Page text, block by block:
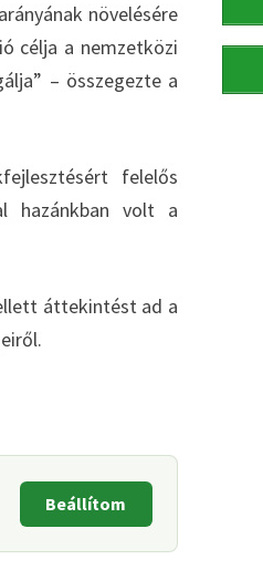
növelésére
célja a nemzetközi
– összegezte a
felelős
hazánkban volt a
áttekintést ad a
Beállítom